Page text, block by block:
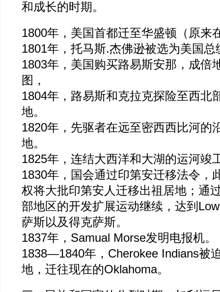
和成长的时期。
1800年，美国首都迁至华盛顿（原来
1801年，托马斯.杰佛逊被选为美国总
1803年，美国购买路易斯安那，成倍
图，
1804年，路易斯和克拉克探险至西北
地。
1820年，先驱者在远至密西西比河的
地。
1825年，连结大西洋和大湖的运河竣
1830年，国会通过印第安迁移法令，
权将大批印第安人迁移出祖居地；通
部地区的开发扩展运动继续，达到
萨斯以及得克萨斯。
1837年，Samual Morse发明电报机。
1838—1840年，Cherokee Indians被
地，迁往现在的Oklahoma。